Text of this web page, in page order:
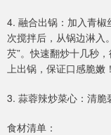
4. 融合出锅：加入青椒
次搅拌后，从锅边淋入
芡”。快速翻炒十几秒
上出锅，保证口感脆嫩！
3. 蒜蓉辣炒菜心：清脆
食材清单：